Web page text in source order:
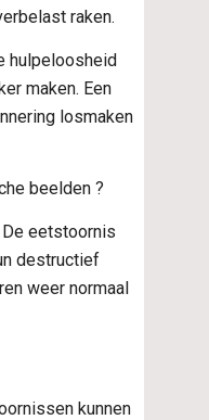
raken.
hulpeloosheid
maken. Een
losmaken
beelden ?
eetstoornis
destructief
weer normaal
kunnen